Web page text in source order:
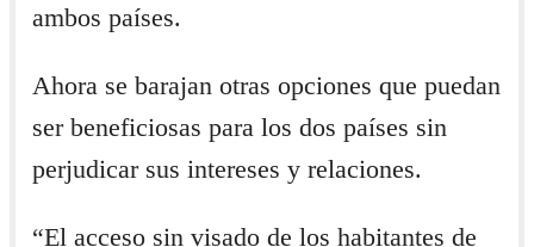
ambos países.
Ahora se barajan otras opciones que puedan
ser beneficiosas para los dos países sin
perjudicar sus intereses y relaciones.
“El acceso sin visado de los habitantes de